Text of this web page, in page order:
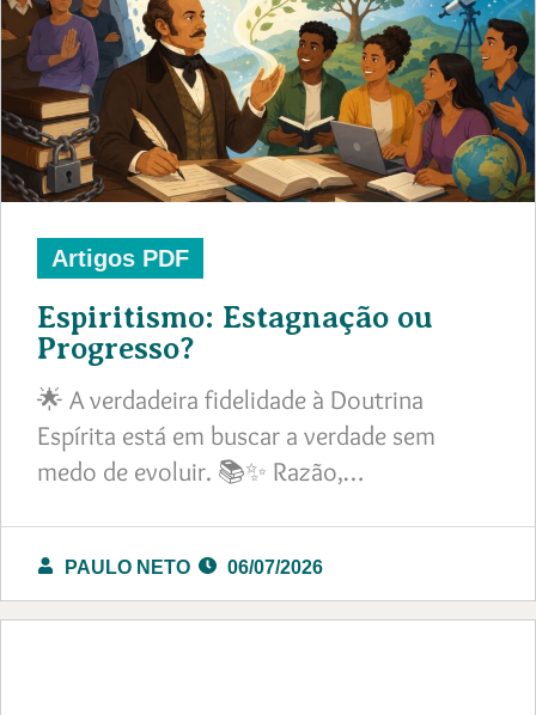
Artigos PDF
Espiritismo: Estagnação ou
Progresso?
🌟 A verdadeira fidelidade à Doutrina
Espírita está em buscar a verdade sem
medo de evoluir. 📚✨ Razão,…
PAULO NETO 06/07/2026